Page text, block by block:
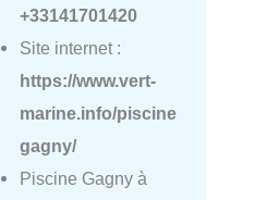
+33141701420
Site internet :
https://www.vert-
marine.info/piscine
gagny/
Piscine Gagny à